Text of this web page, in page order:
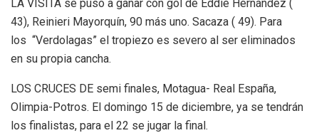
LA VISITA se puso a ganar con gol de Eddie Hernández (
43), Reinieri Mayorquín, 90 más uno. Sacaza ( 49). Para
los “Verdolagas” el tropiezo es severo al ser eliminados
en su propia cancha.
LOS CRUCES DE semi finales, Motagua- Real España,
Olimpia-Potros. El domingo 15 de diciembre, ya se tendrán
los finalistas, para el 22 se jugar la final.